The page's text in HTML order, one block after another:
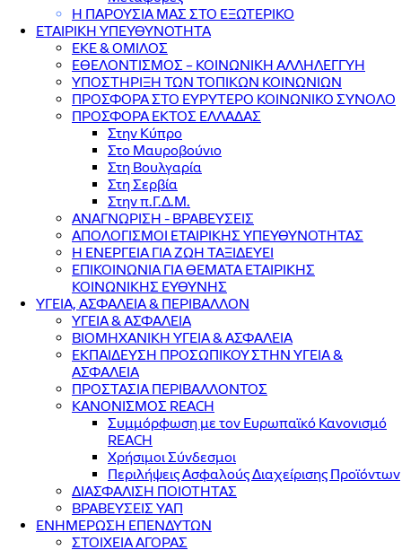
Η ΠΑΡΟΥΣΙΑ ΜΑΣ ΣΤΟ ΕΞΩΤΕΡΙΚΟ
ΕΤΑΙΡΙΚΗ ΥΠΕΥΘΥΝΟΤΗΤΑ
ΕΚΕ & ΟΜΙΛΟΣ
ΕΘΕΛΟΝΤΙΣΜΟΣ – ΚΟΙΝΩΝΙΚΗ ΑΛΛΗΛΕΓΓΥΗ
ΥΠΟΣΤΗΡΙΞΗ ΤΩΝ ΤΟΠΙΚΩΝ ΚΟΙΝΩΝΙΩΝ
ΠΡΟΣΦΟΡΑ ΣΤΟ ΕΥΡΥΤΕΡΟ ΚΟΙΝΩΝΙΚΟ ΣΥΝΟΛΟ
ΠΡΟΣΦΟΡΑ ΕΚΤΟΣ ΕΛΛΑΔΑΣ
Στην Κύπρο
Στο Μαυροβούνιο
Στη Βουλγαρία
Στη Σερβία
Στην π.Γ.Δ.Μ.
ΑΝΑΓΝΩΡΙΣΗ - ΒΡΑΒΕΥΣΕΙΣ
ΑΠΟΛΟΓΙΣΜΟΙ ΕΤΑΙΡΙΚΗΣ ΥΠΕΥΘΥΝΟΤΗΤΑΣ
Η ΕΝΕΡΓΕΙΑ ΓΙΑ ΖΩΗ ΤΑΞΙΔΕΥΕΙ
ΕΠΙΚΟΙΝΩΝΙΑ ΓΙΑ ΘΕΜΑΤΑ ΕΤΑΙΡΙΚΗΣ
ΚΟΙΝΩΝΙΚΗΣ ΕΥΘΥΝΗΣ
ΥΓΕΙΑ, ΑΣΦΑΛΕΙΑ & ΠΕΡΙΒΑΛΛΟΝ
ΥΓΕΙΑ & ΑΣΦΑΛΕΙΑ
ΒΙΟΜΗΧΑΝΙΚΗ ΥΓΕΙΑ & ΑΣΦΑΛΕΙΑ
ΕΚΠΑΙΔΕΥΣΗ ΠΡΟΣΩΠΙΚΟΥ ΣΤΗΝ ΥΓΕΙΑ &
ΑΣΦΑΛΕΙΑ
ΠΡΟΣΤΑΣΙΑ ΠΕΡΙΒΑΛΛΟΝΤΟΣ
ΚΑΝΟΝΙΣΜΟΣ REACH
Συμμόρφωση με τον Ευρωπαϊκό Κανονισμό
REACH
Χρήσιμοι Σύνδεσμοι
Περιλήψεις Ασφαλούς Διαχείρισης Προϊόντων
ΔΙΑΣΦΑΛΙΣΗ ΠΟΙΟΤΗΤΑΣ
ΒΡΑΒΕΥΣΕΙΣ ΥΑΠ
ΕΝΗΜΕΡΩΣΗ ΕΠΕΝΔΥΤΩΝ
ΣΤΟΙΧΕΙΑ ΑΓΟΡΑΣ